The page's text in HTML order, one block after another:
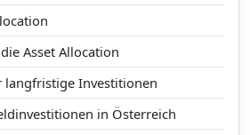
Asset Allocation
langfristige Investitionen
in Österreich